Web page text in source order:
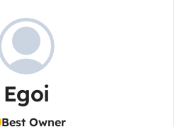
Egoi
Best Owner